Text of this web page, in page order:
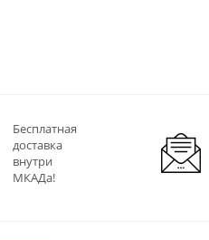
Бесплатная
доставка
внутри
МКАДа!